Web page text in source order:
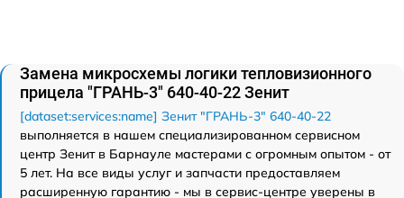
Замена микросхемы логики тепловизионного
прицела "ГРАНЬ-3" 640-40-22 Зенит
[dataset:services:name] Зенит "ГРАНЬ-3" 640-40-22
выполняется в нашем специализированном сервисном
центр Зенит в Барнауле мастерами с огромным опытом - от
5 лет. На все виды услуг и запчасти предоставляем
расширенную гарантию - мы в сервис-центре уверены в